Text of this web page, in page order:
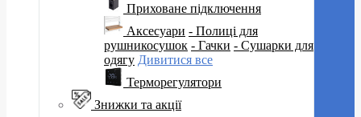
Приховане підключення
Аксесуари - Полиці для
рушникосушок - Гачки - Сушарки для
одягу Дивитися все
Терморегулятори
Знижки та акції